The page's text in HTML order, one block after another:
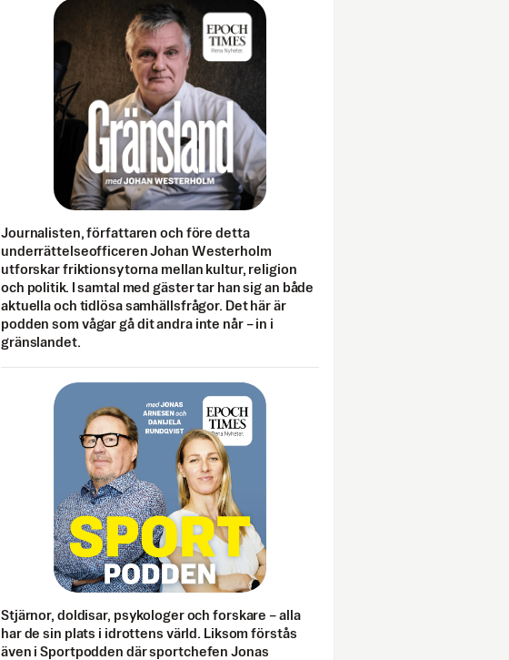
Journalisten, författaren och före detta
underrättelseofficeren Johan Westerholm
utforskar friktionsytorna mellan kultur, religion
och politik. I samtal med gäster tar han sig an både
aktuella och tidlösa samhällsfrågor. Det här är
podden som vågar gå dit andra inte når – in i
gränslandet.
Stjärnor, doldisar, psykologer och forskare – alla
har de sin plats i idrottens värld. Liksom förstås
även i Sportpodden där sportchefen Jonas